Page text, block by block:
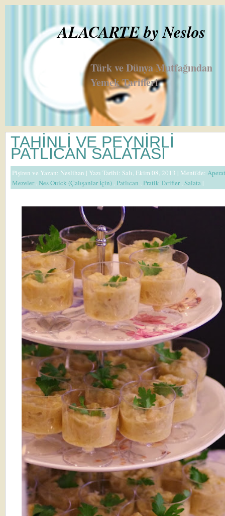
ALACARTE by Neslos
Türk ve Dünya Mutfağından
Yemek Tarifleri
TAHİNLİ VE PEYNİRLİ
PATLICAN SALATASI
Pişiren ve Yazan: Neslihan | Yazı Tarihi: Salı, Ekim 08, 2013 | Menü'de:
Mezeler,Nes Ouick (Çalışanlar İçin) ,Patlıcan ,Pratik Tarifler,Salata |